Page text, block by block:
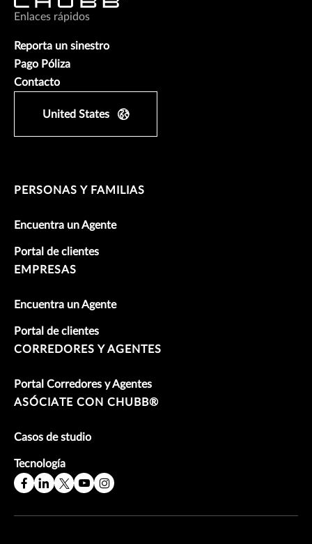
Enlaces rápidos
Reporta un sinestro
Pago Póliza
Contacto
United States
PERSONAS Y FAMILIAS
Encuentra un Agente
Portal de clientes
EMPRESAS
Encuentra un Agente
Portal de clientes
CORREDORES Y AGENTES
Portal Corredores y Agentes
ASÓCIATE CON CHUBB®
Casos de studio
Tecnología